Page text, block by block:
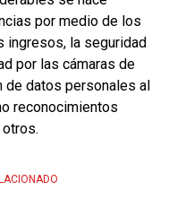
por medio de los
ingresos, la seguridad
por las cámaras de
datos personales al
reconocimientos